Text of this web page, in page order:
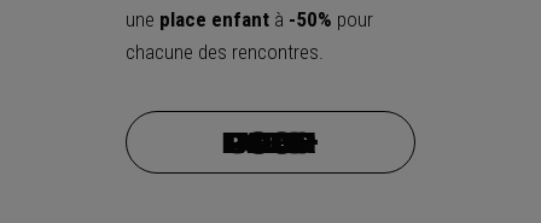
une place enfant à -50% pour
chacune des rencontres.
Je prends mes places pour RCT – USAP